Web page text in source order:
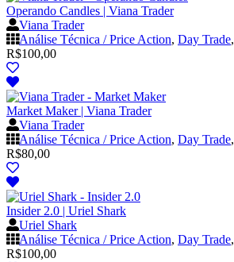
Operando Candles | Viana Trader
Viana Trader
Análise Técnica / Price Action, Day Trade,
R$100,00
Market Maker | Viana Trader
Viana Trader
Análise Técnica / Price Action, Day Trade,
R$80,00
Insider 2.0 | Uriel Shark
Uriel Shark
Análise Técnica / Price Action, Day Trade,
R$100,00